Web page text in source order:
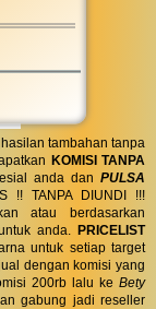
tambahan tanpa
KOMISI TANPA
anda danPULSA
!! TANPA DIUNDI !!!
atau berdasarkan
anda. PRICELIST
untuk setiap target
dengan komisi yang
200rb lalu ke Bety
gabung jadi reseller